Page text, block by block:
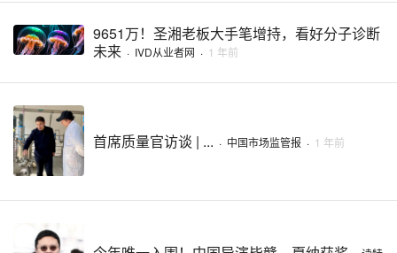
9651万！圣湘老板大手笔增持，看好分子诊断
未来 · IVD从业者网 · 1 年前
首席质量官访谈 | ... · 中国市场监管报 · 1 年前